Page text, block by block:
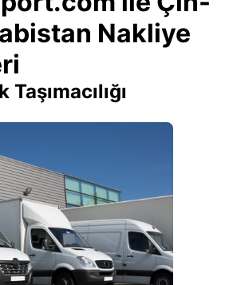
Nakliye